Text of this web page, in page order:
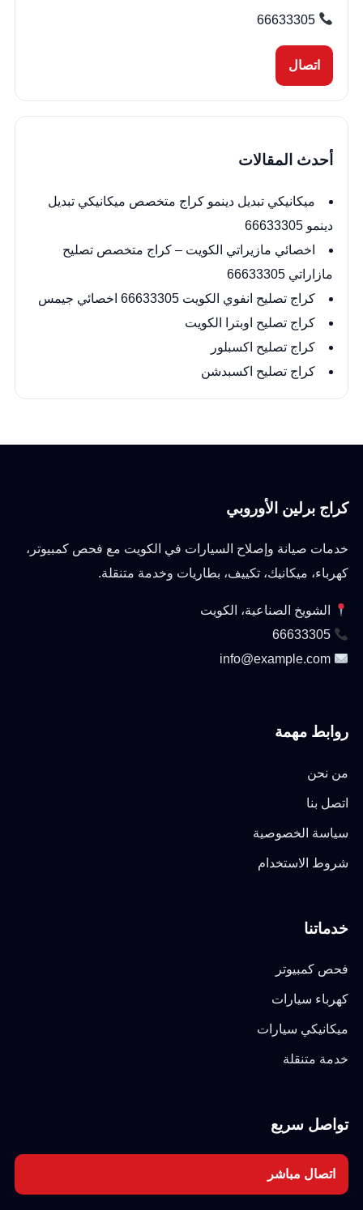
66633305
اتصال
أحدث المقالات
ميكانيكي تبديل دينمو كراج متخصص ميكانيكي تبديل
دينمو 66633305
اخصائي مازيراتي الكويت – كراج متخصص تصليح
مازاراتي 66633305
كراج تصليح انفوي الكويت 66633305 اخصائي جيمس
كراج تصليح اوبترا الكويت
كراج تصليح اكسبلور
كراج تصليح اكسبدشن
كراج برلين الأوروبي
خدمات صيانة وإصلاح السيارات في الكويت مع فحص كمبيوتر،
كهرباء، ميكانيك، تكييف، بطاريات وخدمة متنقلة.
الشويخ الصناعية، الكويت
66633305
info@example.com
روابط مهمة
من نحن
اتصل بنا
سياسة الخصوصية
شروط الاستخدام
خدماتنا
فحص كمبيوتر
كهرباء سيارات
ميكانيكي سيارات
خدمة متنقلة
تواصل سريع
اتصال مباشر